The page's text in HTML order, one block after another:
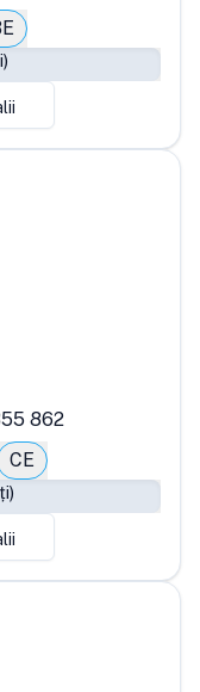
862
CE